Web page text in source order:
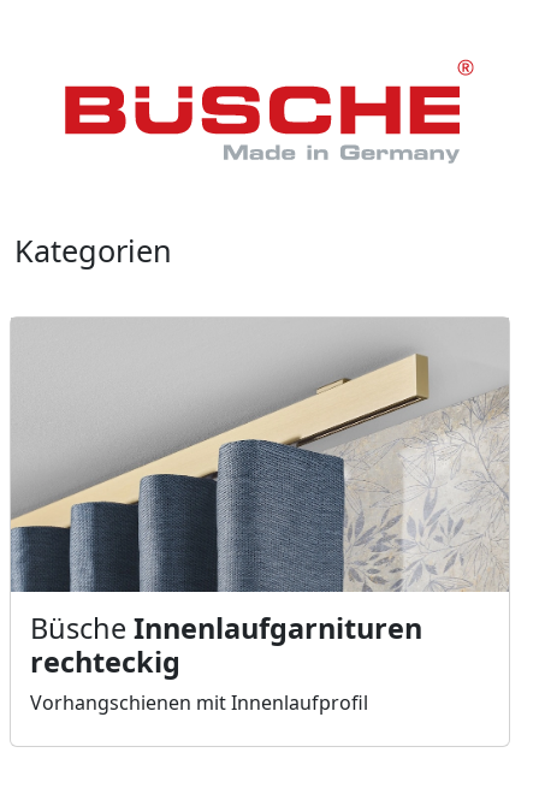
Kategorien
Büsche Innenlaufgarnituren
rechteckig
Vorhangschienen mit Innenlaufprofil